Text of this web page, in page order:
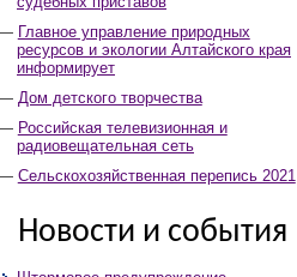
Главное управление природных
ресурсов и экологии Алтайского края
информирует
Дом детского творчества
Российская телевизионная и
радиовещательная сеть
Сельскохозяйственная перепись 2021
Новости и события